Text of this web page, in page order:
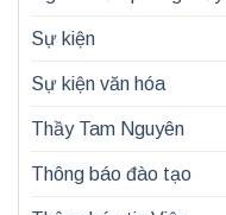
Sự kiện
Sự kiện văn hóa
Thầy Tam Nguyên
Thông báo đào tạo